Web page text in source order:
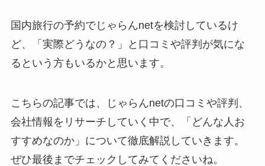
国内旅行の予約でじゃらんnetを検討しているけ
ど、「実際どうなの？」と口コミや評判が気にな
るという方もいるかと思います。
こちらの記事では、じゃらんnetの口コミや評判、
会社情報をリサーチしていく中で、「どんな人お
すすめなのか」について徹底解説していきます。
ぜひ最後までチェックしてみてくださいね。